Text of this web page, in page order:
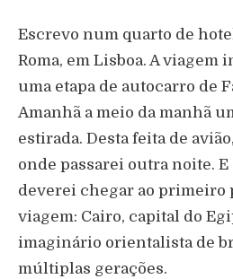
Escrevo num quarto de
Roma, em Lisboa. A viagem
uma etapa de autocarro de
Amanhã a meio da manhã
estirada. Desta feita de
onde passarei outra noite.
deverei chegar ao primeiro
viagem: Cairo, capital do
imaginário orientalista de
múltiplas gerações.